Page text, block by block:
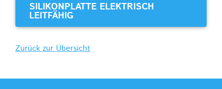
SILIKONPLATTE ELEKTRISCH
LEITFÄHIG
Zurück zur Übersicht